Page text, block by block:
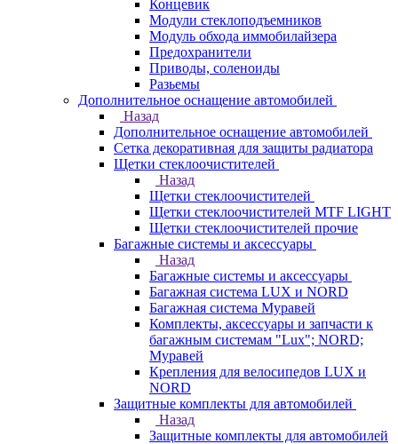
Концевик
Модули стеклоподъемников
Модуль обхода иммобилайзера
Предохранители
Приводы, соленоиды
Разьемы
Дополнительное оснащение автомобилей
Назад
Дополнительное оснащение автомобилей
Сетка декоративная для защиты радиатора
Щетки стеклоочистителей
Назад
Щетки стеклоочистителей
Щетки стеклоочистителей MTF LIGHT
Щетки стеклоочистителей прочие
Багажные системы и аксессуары
Назад
Багажные системы и аксессуары
Багажная система LUX и NORD
Багажная система Муравей
Комплекты, аксессуары и запчасти к
багажным системам "Lux"; NORD;
Муравей
Крепления для велосипедов LUX и
NORD
Защитные комплекты для автомобилей
Назад
Защитные комплекты для автомобилей